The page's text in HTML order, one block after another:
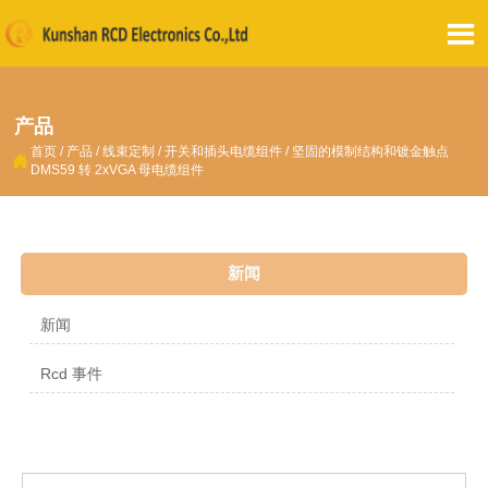

产品
 首页 / 产品 /线束定制 /开关和插头电缆组件 / 坚固的模制结构和镀金触点
DMS59 转 2xVGA 母电缆组件
新闻
新闻
Rcd 事件